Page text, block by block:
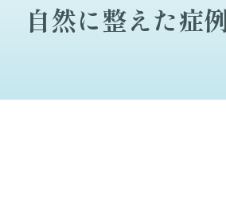
自然に整えた症